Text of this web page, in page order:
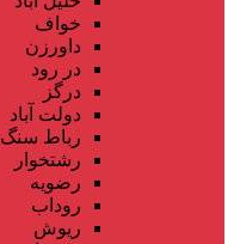
خواف
داورزن
در رود
درگز
دولت آباد
رباط سنگ
رشتخوار
رضویه
روداب
ریوش